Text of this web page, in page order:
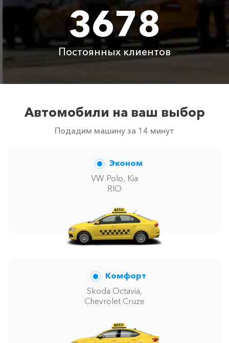
Аренда автомобиля
Цены по акции ограничены количеством свободных
автомобилей в г Воронцовскй дворец. Точную цену
вам сообщит менеджер при заказе.
3678
Постоянных клиентов
Автомобили на ваш выбор
Подадим машину за 14 минут
Эконом
VW Polo, Kia
RIO
Комфорт
Skoda Octavia,
Chevrolet Cruze